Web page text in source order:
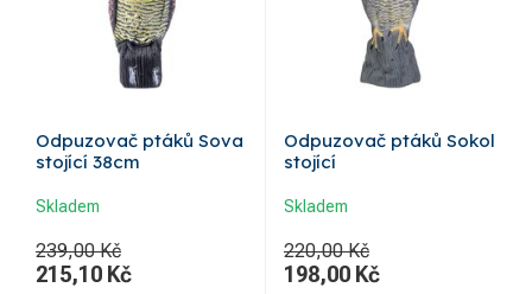
Odpuzovač ptáků Sova
stojící 38cm
Skladem
239,00 Kč
215,10 Kč
Odpuzovač ptáků Sokol
stojící
Skladem
220,00 Kč
198,00 Kč